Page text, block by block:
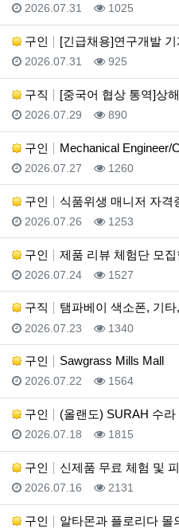
등록일
2026.07.31 조회
1025
구인 [긴급채용]연구개발
등록일
2026.07.31 조회
925
구직 [중국어 협상 통역]상해(
등록일
2026.07.29 조회
890
구인 Mechanical Engineer/
등록일
2026.07.27 조회
1260
구인 식품위생 매니저 자
등록일
2026.07.26 조회
1253
구인 제품 리뷰 체험단 모집
등록일
2026.07.24 조회
1527
구직 탬파베이 색소폰, 기타,
등록일
2026.07.23 조회
1340
구인 Sawgrass Mills Mall
등록일
2026.07.22 조회
1564
구인 (올랜도) SURAH 수
등록일
2026.07.18 조회
1815
구인 신제품 무료 체험 및 피
등록일
2026.07.16 조회
2131
구인 알타몬과 플로리다 몰